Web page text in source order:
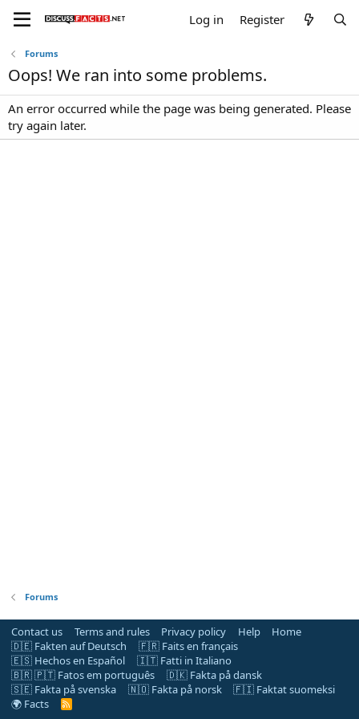
Log in Register
Forums
Oops! We ran into some problems.
An error occurred while the page was being generated. Please
try again later.
Forums
Contact us Terms and rules Privacy policy Help
Home
🇩🇪 Fakten auf Deutsch
🇫🇷 Faits en français
🇪🇸 Hechos en Español
🇮🇹 Fatti in Italiano
🇧🇷 🇵🇹 Fatos em português
🇩🇰 Fakta på dansk
🇸🇪 Fakta på svenska
🇳🇴 Fakta på norsk
🇫🇮 Faktat suomeksi
🌍 Facts
R